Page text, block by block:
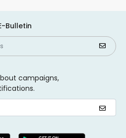
Bulletin
campaigns,